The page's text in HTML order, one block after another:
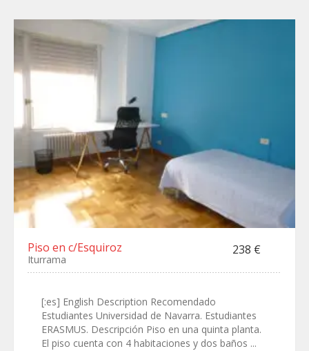
Piso en c/Esquiroz 238 €
Iturrama
[:es] English Description Recomendado
Estudiantes Universidad de Navarra. Estudiantes
ERASMUS. Descripción Piso en una quinta planta.
El piso cuenta con 4 habitaciones y dos baños ...